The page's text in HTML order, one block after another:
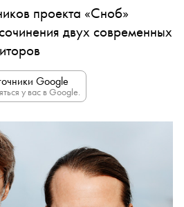
проекта «Сноб»
двух современных
Google
у вас в Google.